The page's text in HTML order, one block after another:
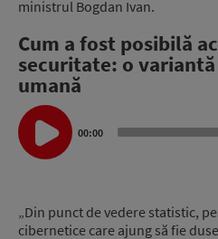
ministrul Bogdan Ivan.
Cum a fost posibilă
securitate: o variantă
umană
Audio
Player
00:00
„Din punct de vedere statistic,
cibernetice care ajung să fie